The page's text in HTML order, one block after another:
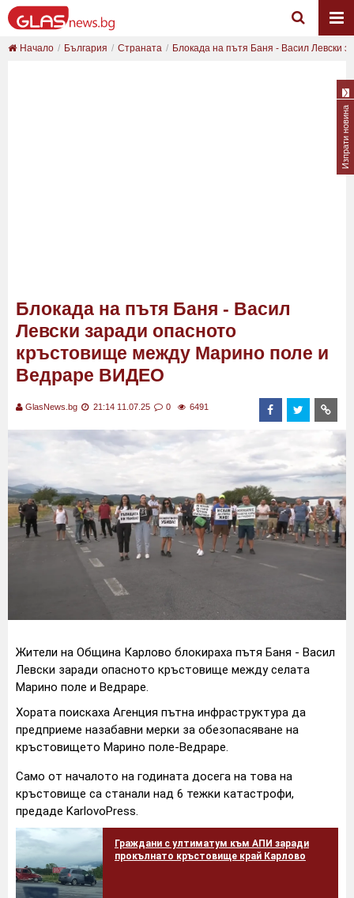
Начало България Страната Блокада на пътя Баня - Васил Левски
Блокада на пътя Баня - Васил
Левски заради опасното
кръстовище между Марино поле и
Ведраре ВИДЕО
GlasNews.bg 21:14 11.07.25 0 6491
Жители на Община Карлово блокираха пътя Баня - Васил
Левски заради опасното кръстовище между селата
Марино поле и Ведраре.
Хората поискаха Агенция пътна инфраструктура да
предприеме назабавни мерки за обезопасяване на
кръстовището Марино поле-Ведраре.
Само от началото на годината досега на това на
кръстовище са станали над 6 тежки катастрофи,
предаде KarlovoPress.
Граждани с ултиматум към АПИ заради
прокълнато кръстовище край Карлово
Изпрати новина